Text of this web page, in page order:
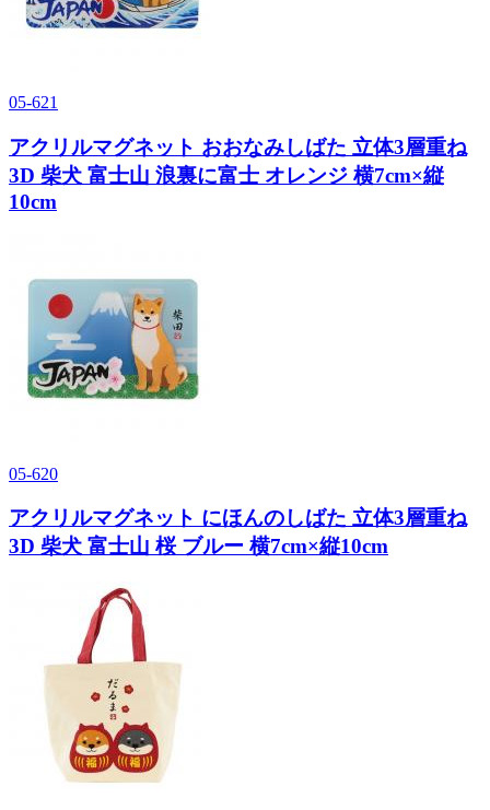
05-621
アクリルマグネット おおなみしばた 立体3層重ね
3D 柴犬 富士山 浪裏に富士 オレンジ 横7cm×縦
10cm
05-620
アクリルマグネット にほんのしばた 立体3層重ね
3D 柴犬 富士山 桜 ブルー 横7cm×縦10cm